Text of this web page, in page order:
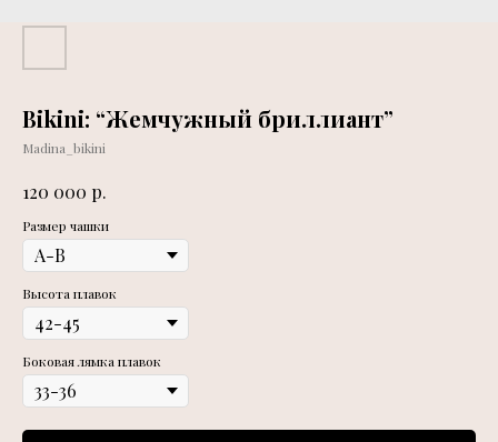
Bikini: “Жемчужный бриллиант”
Madina_bikini
120 000 р.
Размер чашки
Высота плавок
Боковая лямка плавок